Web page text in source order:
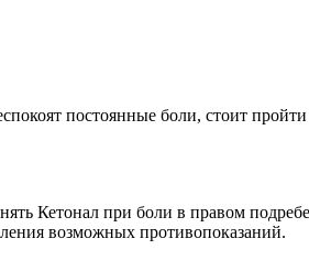
постоянные боли, стоит
Кетонал при боли в правом
возможных противопоказаний.